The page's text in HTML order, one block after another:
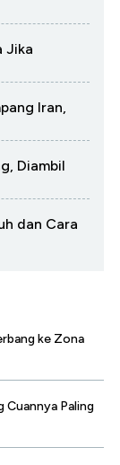
Jika
Iran,
Diambil
dan Cara
ke Zona
Cuannya Paling